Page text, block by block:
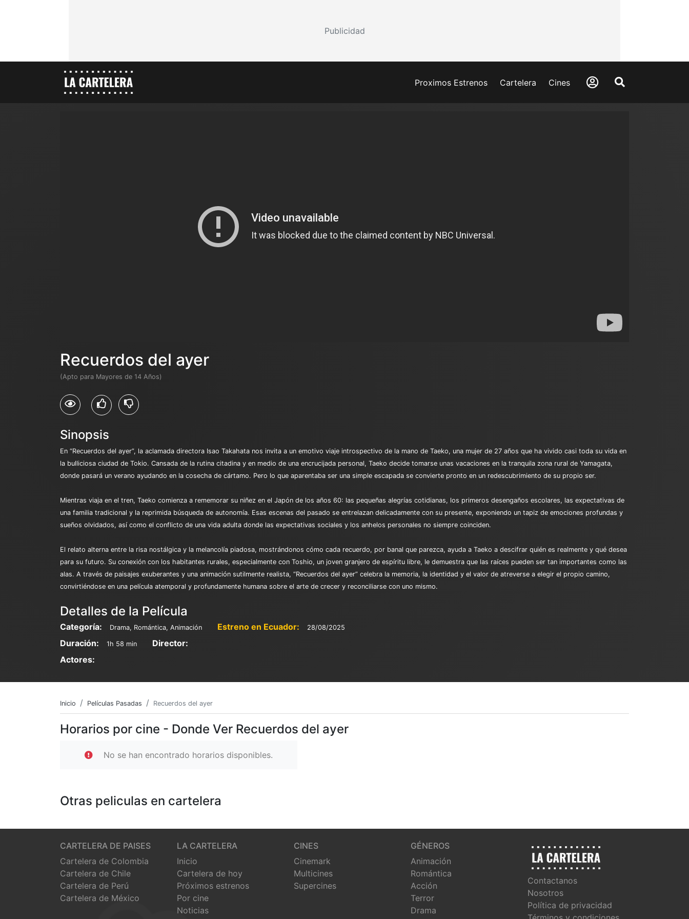
Publicidad
Proximos Estrenos Cartelera Cines
Recuerdos del ayer
(Apto para Mayores de 14 Años)
Sinopsis
En “Recuerdos del ayer”, la aclamada directora Isao Takahata nos invita a un emotivo viaje introspectivo de la mano de Taeko, una mujer de 27 años que ha vivido casi toda su vida en
la bulliciosa ciudad de Tokio. Cansada de la rutina citadina y en medio de una encrucijada personal, Taeko decide tomarse unas vacaciones en la tranquila zona rural de Yamagata,
donde pasará un verano ayudando en la cosecha de cártamo. Pero lo que aparentaba ser una simple escapada se convierte pronto en un redescubrimiento de su propio ser.
Mientras viaja en el tren, Taeko comienza a rememorar su niñez en el Japón de los años 60: las pequeñas alegrías cotidianas, los primeros desengaños escolares, las expectativas de
una familia tradicional y la reprimida búsqueda de autonomía. Esas escenas del pasado se entrelazan delicadamente con su presente, exponiendo un tapiz de emociones profundas y
sueños olvidados, así como el conflicto de una vida adulta donde las expectativas sociales y los anhelos personales no siempre coinciden.
El relato alterna entre la risa nostálgica y la melancolía piadosa, mostrándonos cómo cada recuerdo, por banal que parezca, ayuda a Taeko a descifrar quién es realmente y qué desea
para su futuro. Su conexión con los habitantes rurales, especialmente con Toshio, un joven granjero de espíritu libre, le demuestra que las raíces pueden ser tan importantes como las
alas. A través de paisajes exuberantes y una animación sutilmente realista, “Recuerdos del ayer” celebra la memoria, la identidad y el valor de atreverse a elegir el propio camino,
convirtiéndose en una película atemporal y profundamente humana sobre el arte de crecer y reconciliarse con uno mismo.
Detalles de la Película
Categoría: Drama, Romántica, Animación Estreno en Ecuador: 28/08/2025
Duración: 1h 58 min
Director:
Actores:
Inicio Películas Pasadas Recuerdos del ayer
Horarios por cine - Donde Ver Recuerdos del ayer
No se han encontrado horarios disponibles.
Otras peliculas en cartelera
CARTELERA DE PAISES
Cartelera de Colombia
Cartelera de Chile
Cartelera de Perú
Cartelera de México
LA CARTELERA
Inicio
Cartelera de hoy
Próximos estrenos
Por cine
Noticias
CINES
Cinemark
Multicines
Supercines
GÉNEROS
Animación
Romántica
Acción
Terror
Drama
Contactanos
Nosotros
Política de privacidad